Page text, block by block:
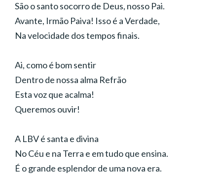
São o santo socorro de Deus, nosso Pai.
Avante, Irmão Paiva! Isso é a Verdade,
Na velocidade dos tempos finais.
Ai, como é bom sentir
Dentro de nossa alma Refrão
Esta voz que acalma!
Queremos ouvir!
A LBV é santa e divina
No Céu e na Terra e em tudo que ensina.
É o grande esplendor de uma nova era.